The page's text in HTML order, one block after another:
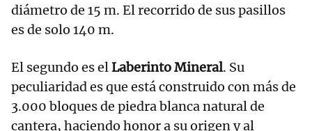
diámetro de 15 m. El recorrido de sus pasillos
es de solo 140 m.
El segundo es elLaberinto Mineral. Su
peculiaridad es que está construido con más de
3.000 bloques de piedra blanca natural de
cantera, haciendo honor a su origen y al